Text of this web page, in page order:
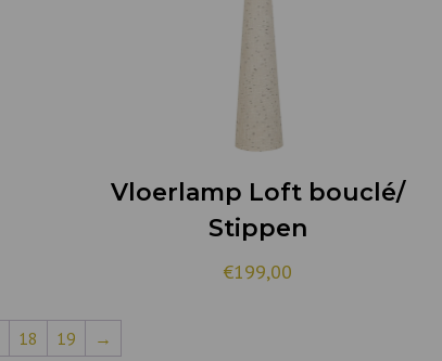
Vloerlamp Loft bouclé/
Stippen
€199,00
18 19 →